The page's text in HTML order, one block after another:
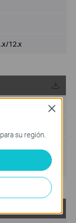
12.x
su región.
Close